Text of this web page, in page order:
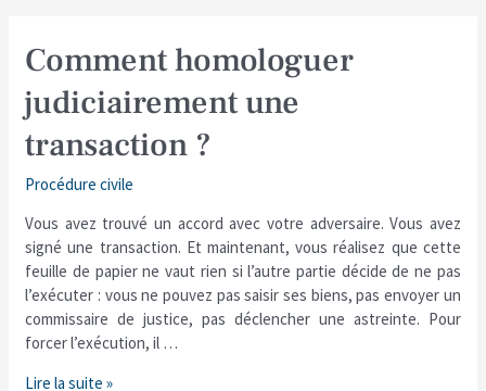
Comment homologuer
judiciairement une
transaction ?
Procédure civile
Vous avez trouvé un accord avec votre adversaire. Vous avez
signé une transaction. Et maintenant, vous réalisez que cette
feuille de papier ne vaut rien si l’autre partie décide de ne pas
l’exécuter : vous ne pouvez pas saisir ses biens, pas envoyer un
commissaire de justice, pas déclencher une astreinte. Pour
forcer l’exécution, il …
Comment
homologuer
judiciairement
une
transaction
Lire la suite »